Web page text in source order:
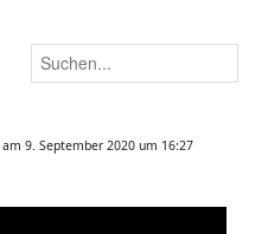
am 9. September 2020 um 16:27